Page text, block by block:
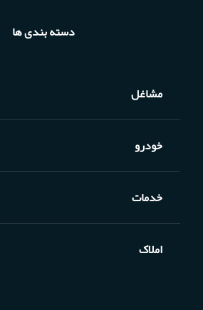
دسته بندی ها
مشاغل
خودرو
خدمات
املاک